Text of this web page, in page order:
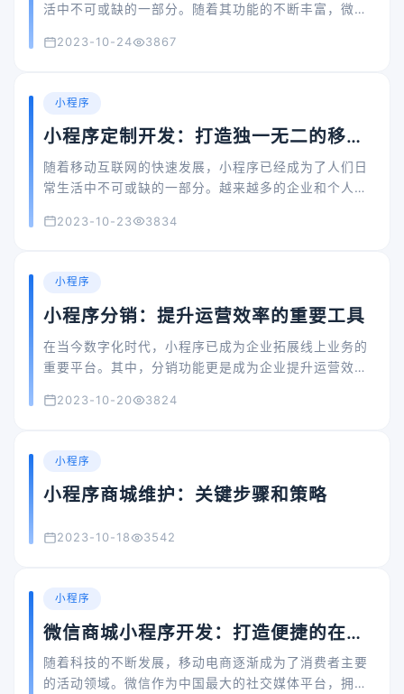
活中不可或缺的一部分。随着其功能的不断丰富，微信
统。本文将详细介绍微信小程序报名系统及其优势。
2023-10-24 3867
小程序
小程序定制开发：打造独一无二的移动
应用
随着移动互联网的快速发展，小程序已经成为了人们日
常生活中不可或缺的一部分。越来越多的企业和个人开
席之地。那么，小程序定制开发究竟有哪些优势？如何
2023-10-23 3834
小程序
小程序分销：提升运营效率的重要工具
在当今数字化时代，小程序已成为企业拓展线上业务的
重要平台。其中，分销功能更是成为企业提升运营效率
置、功能特点及案例分析，以期为企业提供借鉴与参
2023-10-20 3824
小程序
小程序商城维护：关键步骤和策略
2023-10-18 3542
小程序
微信商城小程序开发：打造便捷的在线
购物体验
随着科技的不断发展，移动电商逐渐成为了消费者主要
的活动领域。微信作为中国最大的社交媒体平台，拥有